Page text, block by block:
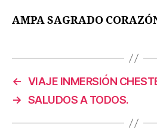
AMPA SAGRADO
← VIAJE INMERSIÓN
→ SALUDOS A TODOS.